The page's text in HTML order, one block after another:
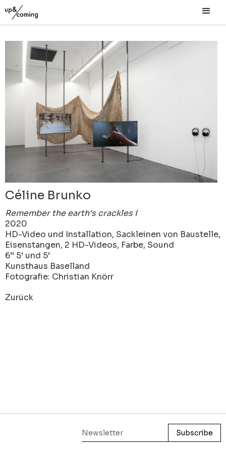
Céline Brunko
Remember the earth‘s crackles I
2020
HD-Video und Installation, Sackleinen von Baustelle,
Eisenstangen, 2 HD-Videos, Farbe, Sound
6‘‘ 5‘ und 5‘
Kunsthaus Baselland
Fotografie: Christian Knörr
Zurück